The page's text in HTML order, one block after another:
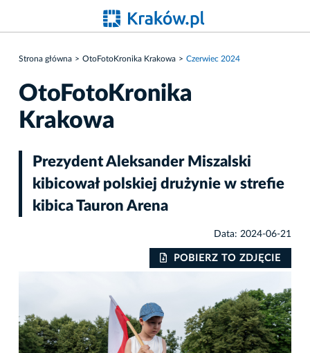
Strona główna OtoFotoKronika Krakowa Czerwiec 2024
OtoFotoKronika
Krakowa
Prezydent Aleksander Miszalski
kibicował polskiej drużynie w strefie
kibica Tauron Arena
Data: 2024-06-21
POBIERZ TO ZDJĘCIE